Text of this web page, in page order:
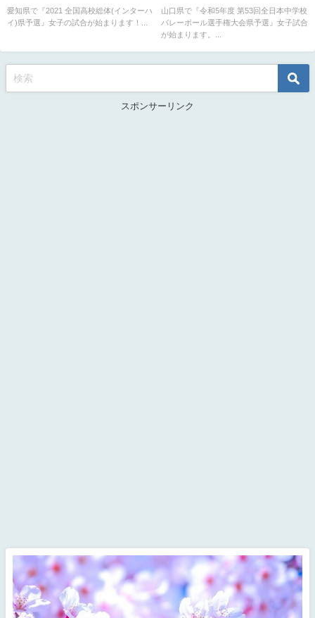
ル県予選 女子試合結果
愛知県で『2021 全国高校総体(インターハ
イ)県予選』女子の試合が始まります！...
大会県予選 女子結果
山口県で『令和5年度 第53回全日本中学校
バレーボール選手権大会県予選』女子試合
が始まります。...
スポンサーリンク